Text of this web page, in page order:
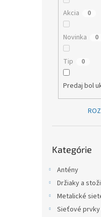
Akcia 0
Novinka 0
Tip 0
Predaj bol
Kategórie
Antény
Držiaky a
Metalické
Sieťové prvky